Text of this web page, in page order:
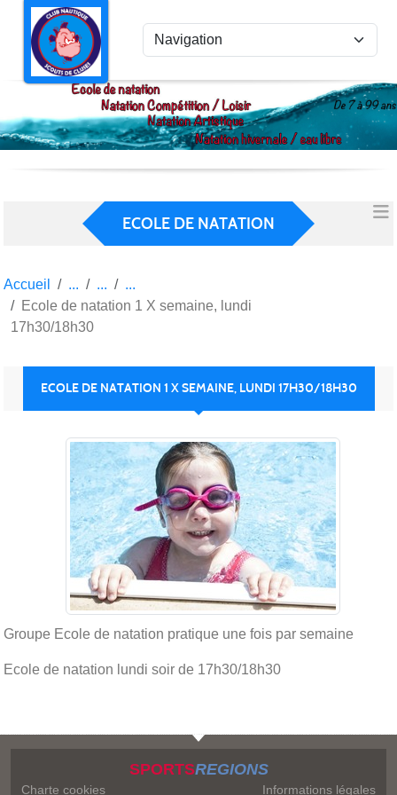
ECOLE DE NATATION
Accueil
Ecole de natation 1 X semaine, lundi
17h30/18h30
ECOLE DE NATATION 1 X SEMAINE, LUNDI 17H30/18H30
Groupe Ecole de natation pratique une fois par semaine
Ecole de natation lundi soir de 17h30/18h30
SPORTSREGIONS
Charte cookies Informations légales
Panneau de gestion des cookies